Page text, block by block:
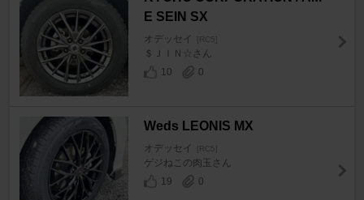
E SEIN SX
オデッセイ [RC5]
＄ＪＩＮ☆さん
10
0
Weds LEONIS MX
オデッセイ [RC5]
ゲジねこの肉玉さん
19
0